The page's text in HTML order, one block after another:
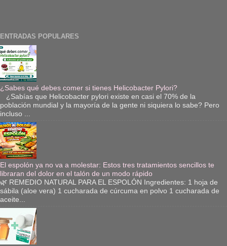
ENTRADAS POPULARES
¿Sabes qué debes comer si tienes Helicobacter Pylori?
¿Sabías que Helicobacter pylori existe en casi el 70% de la
población mundial y la mayoría de la gente ni siquiera lo sabe? Pero
incluso ...
El espolón ya no va a molestar: Estos tres tratamientos sencillos te
libraran del dolor en el talón de un modo rápido
🌿 REMEDIO NATURAL PARA EL ESPOLÓN Ingredientes: 1 hoja de
sábila (aloe vera) 1 cucharada de cúrcuma en polvo 1 cucharada de
aceite...